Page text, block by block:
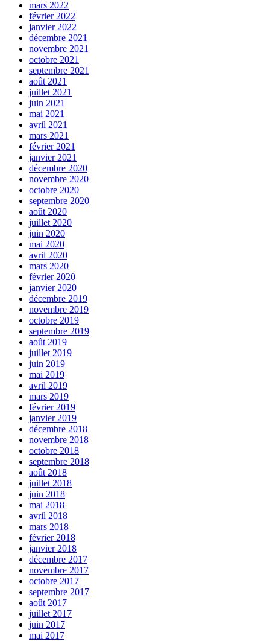
mars 2022
février 2022
janvier 2022
décembre 2021
novembre 2021
octobre 2021
septembre 2021
août 2021
juillet 2021
juin 2021
mai 2021
avril 2021
mars 2021
février 2021
janvier 2021
décembre 2020
novembre 2020
octobre 2020
septembre 2020
août 2020
juillet 2020
juin 2020
mai 2020
avril 2020
mars 2020
février 2020
janvier 2020
décembre 2019
novembre 2019
octobre 2019
septembre 2019
août 2019
juillet 2019
juin 2019
mai 2019
avril 2019
mars 2019
février 2019
janvier 2019
décembre 2018
novembre 2018
octobre 2018
septembre 2018
août 2018
juillet 2018
juin 2018
mai 2018
avril 2018
mars 2018
février 2018
janvier 2018
décembre 2017
novembre 2017
octobre 2017
septembre 2017
août 2017
juillet 2017
juin 2017
mai 2017